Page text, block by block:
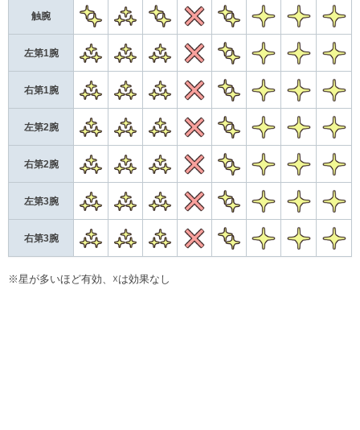
触腕 ★3 ★2 ★2
左第1腕 ★3 ★2
右第1腕 ★3 ★2
左第2腕 ★3 ★2
右第2腕 ★3 ★2
左第3腕 ★3 ★2
右第3腕 ★3 ★2
※星が多いほど有効、☓は効果なし